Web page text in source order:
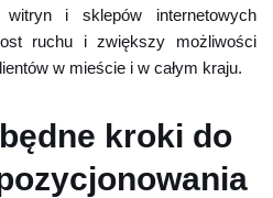
witryn i sklepów internetowych
ruchu i zwiększy możliwości
w mieście i w całym kraju.
kroki do